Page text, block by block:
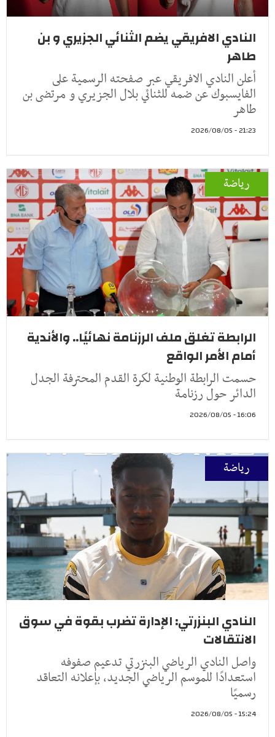
النادي الافريقي يضم الثنائي الجزيري و بن
طاهر
أعلن النادي الافريقي عبر صفحته الرسمية على
الفايسبوك عن ضمه للثنائي بلال الجزيري و مرتضى بن
طاهر
21:23 - 2026/08/05
رياضة
الرابطة تغلق ملف الرزنامة نهائيًا.. والأندية
أمام الأمر الواقع
حسمت الرابطة الوطنية لكرة القدم المحترفة الجدل
الدائر حول رزنامة
16:06 - 2026/08/05
رياضة
النادي البنزرتي: الإدارة تضرب بقوة في سوق
الانتقالات
واصل النادي الرياضي البنزرتي تدعيم صفوفه
استعدادًا للموسم الرياضي الجديد، بإعلانه التعاقد
رسميًا
15:24 - 2026/08/05